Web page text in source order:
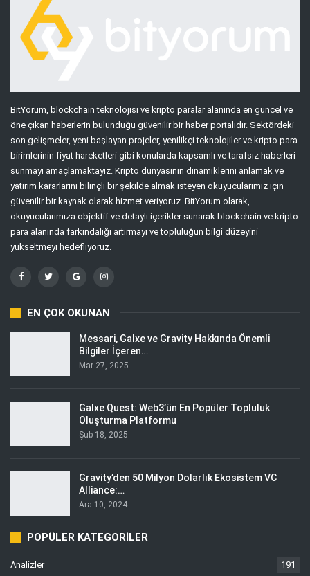
BitYorum, blockchain teknolojisi ve kripto paralar alanında en güncel ve
öne çıkan haberlerin bulunduğu güvenilir bir haber portalıdır. Sektördeki
son gelişmeler, yeni başlayan projeler, yenilikçi teknolojiler ve kripto para
birimlerinin fiyat hareketleri gibi konularda kapsamlı ve tarafsız haberleri
sunmayı amaçlamaktayız. Kripto dünyasının dinamiklerini anlamak ve
yatırım kararlarını bilinçli bir şekilde almak isteyen okuyucularımız için
güvenilir bir kaynak olarak hizmet veriyoruz. BitYorum olarak,
okuyucularımıza objektif ve detaylı içerikler sunarak blockchain ve kripto
para alanında farkındalığı artırmayı ve topluluğun bilgi düzeyini
yükseltmeyi hedefliyoruz.
EN ÇOK OKUNAN
Messari, Galxe ve Gravity Hakkında Önemli
Bilgiler İçeren…
Mar 27, 2025
Galxe Quest: Web3’ün En Popüler Topluluk
Oluşturma Platformu
Şub 18, 2025
Gravity’den 50 Milyon Dolarlık Ekosistem VC
Alliance:…
Ara 10, 2024
POPÜLER KATEGORILER
Analizler 191